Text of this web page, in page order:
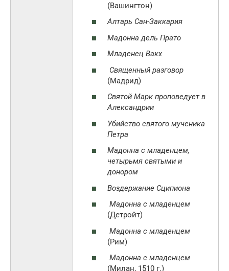
(Вашингтон)
Алтарь Сан-Заккария
Мадонна дель Прато
Младенец Вакх
Священный разговор
(Мадрид)
Святой Марк проповедует в
Александрии
Убийство святого мученика
Петра
Мадонна с младенцем,
четырьмя святыми и
донором
Воздержание Сципиона
Мадонна с младенцем
(Детройт)
Мадонна с младенцем
(Рим)
Мадонна с младенцем
(Милан, 1510 г.)